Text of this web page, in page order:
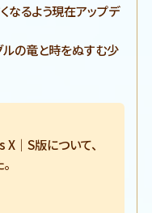
なるよう現在アップデ
ルの竜と時をぬすむ少
S版について、